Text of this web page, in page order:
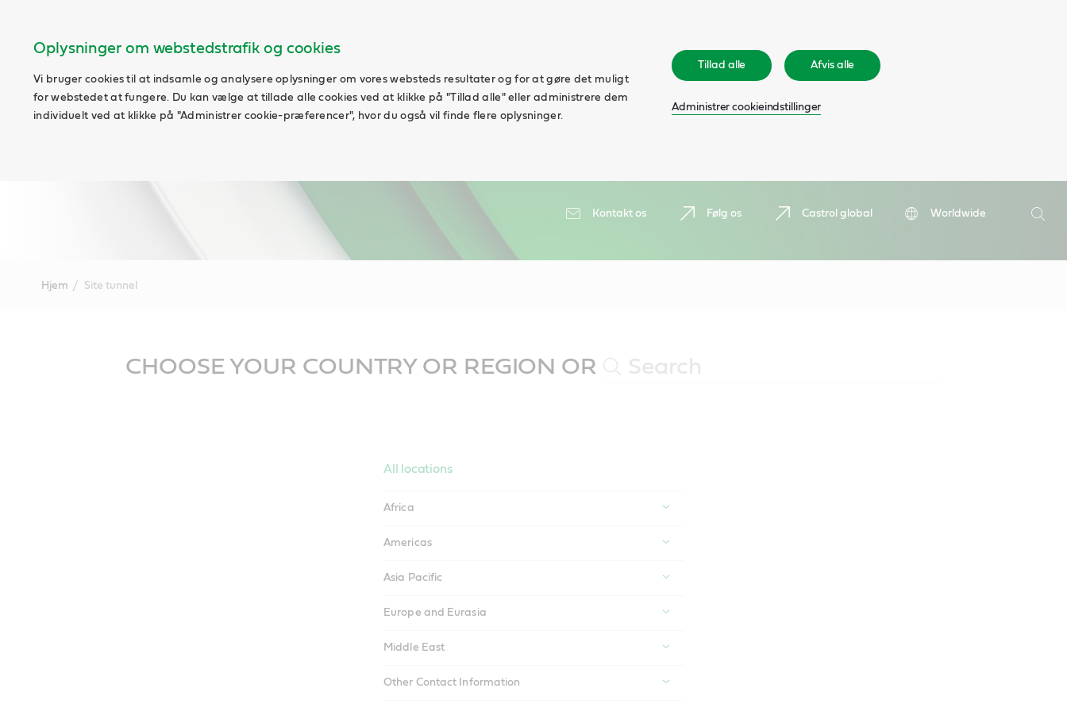
Oplysninger om webstedstrafik og cookies
Vi bruger cookies til at indsamle og analysere oplysninger om vores websteds resultater og for at gøre det muligt
for webstedet at fungere. Du kan vælge at tillade alle cookies ved at klikke på "Tillad alle" eller administrere dem
individuelt ved at klikke på "Administrer cookie-præferencer", hvor du også vil finde flere oplysninger.
Tillad alle Afvis alle
Administrer cookieindstillinger
Kontakt os Følg os Castrol global
Worldwide
Søge
Hjem Site tunnel
CHOOSE YOUR COUNTRY OR REGION OR
All locations
Africa
Americas
Asia Pacific
Europe and Eurasia
Middle East
Other Contact Information